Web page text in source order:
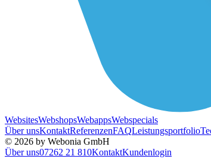
WebsitesWebshopsWebappsWebspecials
Über unsKontaktReferenzenFAQLeistungsportfolio
© 2026 by Webonia GmbH
Über uns07262 21 810KontaktKundenlogin